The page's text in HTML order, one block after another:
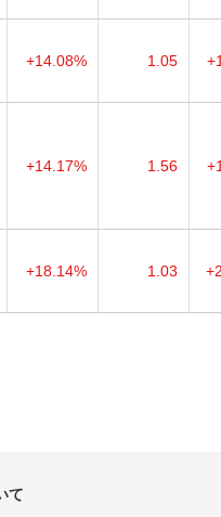
+14.08% 1.05
+14.17% 1.56
+18.14% 1.03
て